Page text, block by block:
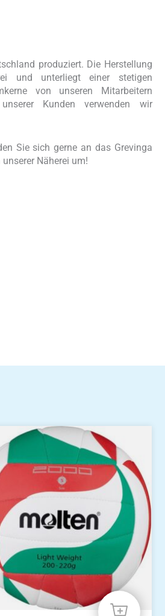
produziert. Die Herstellung
und unterliegt einer stetigen
von unseren Mitarbeitern
Kunden verwenden wir
Sie sich gerne an das Grevinga
Näherei um!